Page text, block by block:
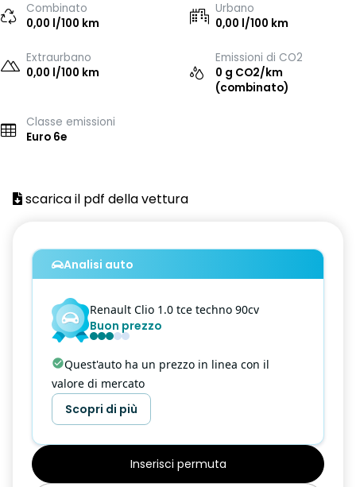
Combinato
0,00 l/100 km
Urbano
0,00 l/100 km
Extraurbano
0,00 l/100 km
Emissioni di CO2
0 g CO2/km
(combinato)
Classe emissioni
Euro 6e
scarica il pdf della vettura
Analisi auto
Renault Clio 1.0 tce techno 90cv
Buon prezzo
Quest'auto ha un prezzo in linea con il
valore di mercato
Scopri di più
Inserisci permuta